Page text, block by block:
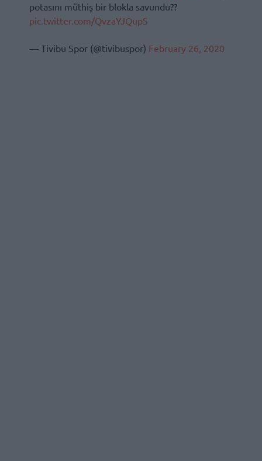
potasını müthiş bir blokla savundu??
pic.twitter.com/QvzaYJQupS
— Tivibu Spor (@tivibuspor) February 26, 2020